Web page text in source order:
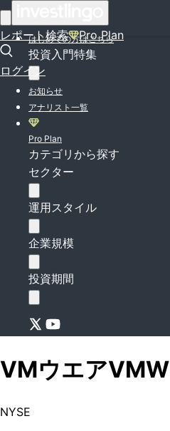
レポート検索 Pro Plan
ログイン
はじめての方はこちら
投資入門特集
お知らせ
アナリスト一覧
Pro Plan
カテゴリから探す
セクター
運用スタイル
企業規模
投資期間
VMウエアVMW
NYSE